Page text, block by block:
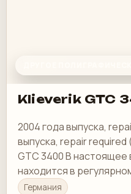
Klieverik GTC
2004 года выпуска,
выпуска, repair
GTC 3400 В настоящее
находится в
полностью
Германия